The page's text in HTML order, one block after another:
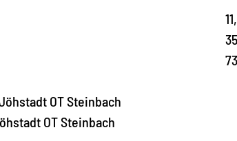
OT Steinbach
OT Steinbach